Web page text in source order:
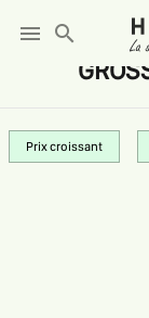
menu search
Prix croissant